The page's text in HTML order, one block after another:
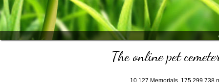
The online pet
10.127 Memorials, 175.299.738